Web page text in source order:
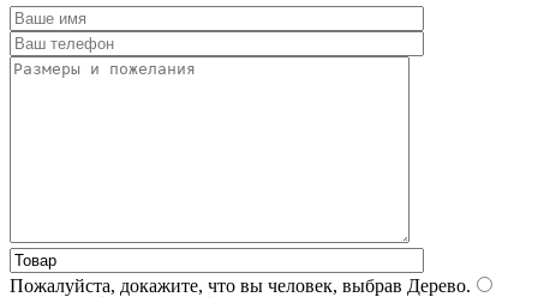
Пожалуйста, докажите, что вы человек, выбрав Дерево.